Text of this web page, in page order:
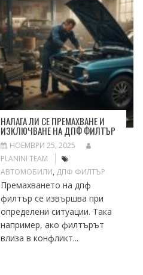
НАЛАГА ЛИ СЕ ПРЕМАХВАНЕ И
ИЗКЛЮЧВАНЕ НА ДПФ ФИЛТЪР
НОЕМВРИ 25, 2025
PLANINI TEAM
АВТОМОБИЛИ, ДПФ ФИЛТЪР
Премахването на дпф
филтър се извършва при
определени ситуации. Така
например, ако филтърът
влиза в конфликт...